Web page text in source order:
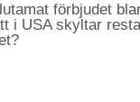
förbjudet
i USA skyltar